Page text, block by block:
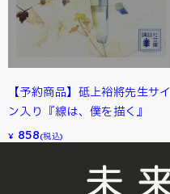
【予約商品】砥上裕將先生サイ
ン入り『線は、僕を描く』
¥ 858(税込)